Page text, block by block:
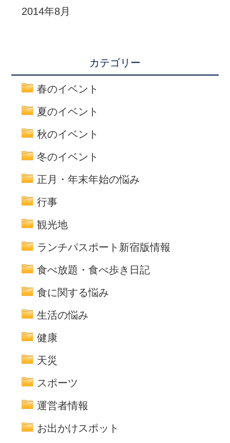
2014年8月
カテゴリー
春のイベント
夏のイベント
秋のイベント
冬のイベント
正月・年末年始の悩み
行事
観光地
ランチパスポート新宿版情報
食べ放題・食べ歩き日記
食に関する悩み
生活の悩み
健康
天災
スポーツ
運営者情報
お出かけスポット